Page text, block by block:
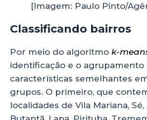
[Imagem: Paulo Pinto/
Classificando bairros
Por meio do algoritmo k-
identificação e o agrupamento
características semelhantes
grupos. O primeiro, que
localidades de Vila Mariana,